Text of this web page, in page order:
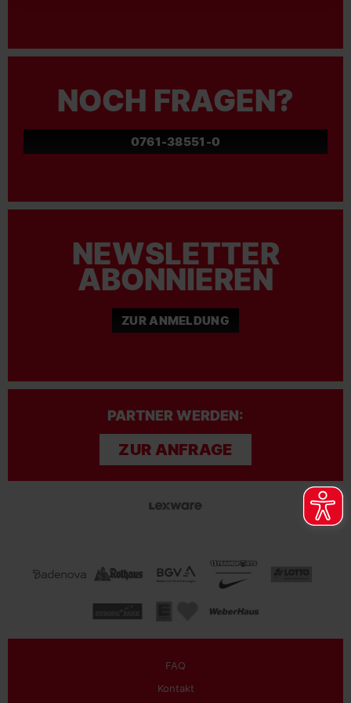
NOCH FRAGEN?
0761-38551-0
NEWSLETTER
ABONNIEREN
ZUR ANMELDUNG
PARTNER WERDEN:
ZUR ANFRAGE
FAQ
Kontakt